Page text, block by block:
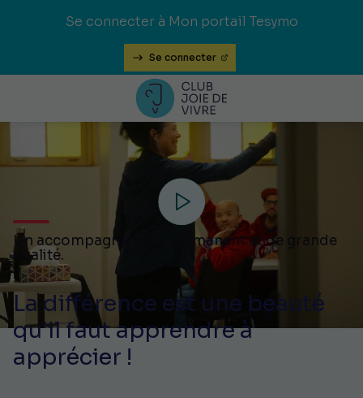
Se connecter à Mon portail Tesymo
Se connecter
Un accompagnement permanent et de grande
qualité.
La différence est une beauté
qu'il faut apprendre à
apprécier !